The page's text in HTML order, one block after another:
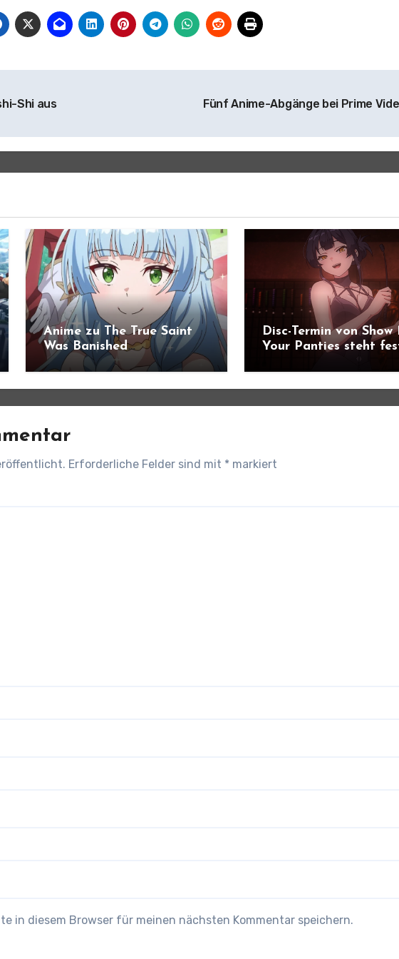
Shi aus Fünf Anime-Abgänge bei Prime
Anime zu The True Saint
Was Banished
angekündigt
Disc-Termin von Show
Your Panties steht
Erforderliche Felder sind mit * markiert
in diesem Browser für meinen nächsten Kommentar speichern.